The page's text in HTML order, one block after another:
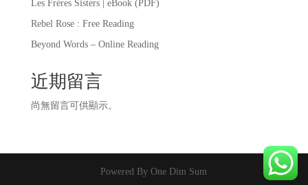
Les Frères Sisters | eBook (PDF)
Rebel Rose : Free Reading
Beyond Words – Online Reading
近期留言
尚無留言可供顯示。
Powered By One Dim Sum